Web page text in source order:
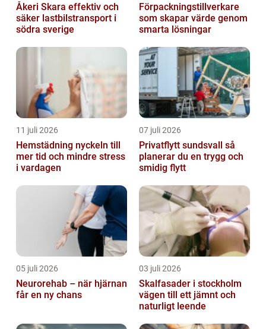
Åkeri Skara effektiv och
säker lastbilstransport i
södra sverige
Förpackningstillverkare
som skapar värde genom
smarta lösningar
11 juli 2026
Hemstädning nyckeln till
mer tid och mindre stress
i vardagen
07 juli 2026
Privatflytt sundsvall så
planerar du en trygg och
smidig flytt
05 juli 2026
Neurorehab – när hjärnan
får en ny chans
03 juli 2026
Skalfasader i stockholm
vägen till ett jämnt och
naturligt leende